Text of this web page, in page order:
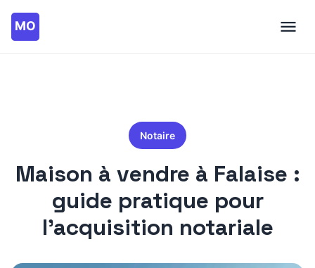
Notaire
Maison à vendre à Falaise :
guide pratique pour
l’acquisition notariale